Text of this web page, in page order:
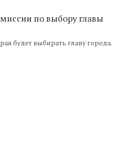
по выбору главы
будет выбирать главу города.